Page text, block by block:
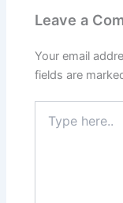
Leave a
Your email
fields are
here..